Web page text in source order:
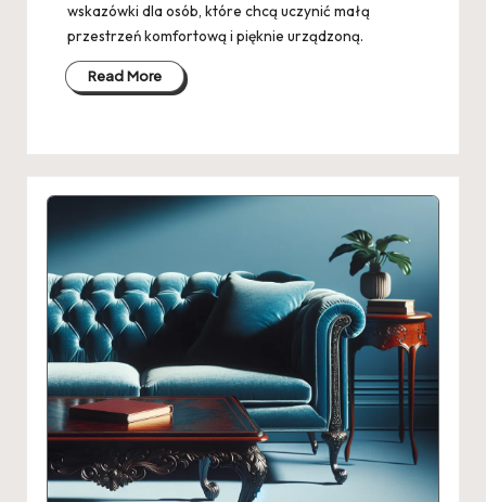
wskazówki dla osób, które chcą uczynić małą
przestrzeń komfortową i pięknie urządzoną.
Read More